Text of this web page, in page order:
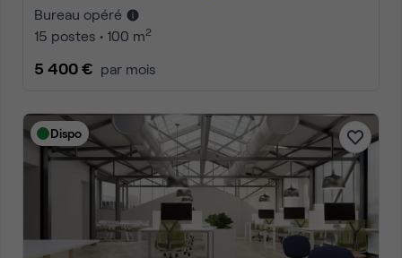
Bureau opéré
15 postes • 100 m2
5 400 € par mois
Dispo